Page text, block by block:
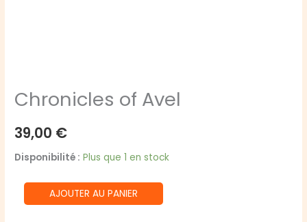
Chronicles of Avel
39,00 €
Disponibilité : Plus que 1 en stock
quantité
de
AJOUTER AU PANIER